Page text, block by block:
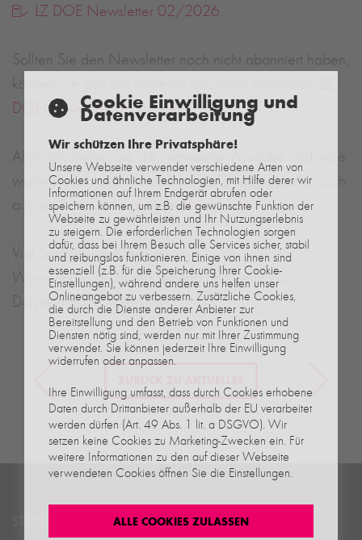
LZ DOE Newsletter 02/2026
Sollten Sie den Newsletter noch nicht abonniert haben,
können Sie sich bei Interesse hier dafür anmelden:
DOE-Newsletter abonnieren
Alternativ finden Sie die Newsletter-Ausgabe und viele
weitere Informationen rund um die Dörpfeldstraße auch
auf der Seite: www.aktives-adlershof.de.
Viel Spaß bei der Lektüre!
Wünscht das Team des Lebendigen Zentrums
Dörpfeldstraße Adlershof.
STATTBAU Stadtentwicklungs­­gesellschaft mbH
Cookie Einwilligung und
Datenverarbeitung
Wir schützen Ihre Privatsphäre!
Unsere Webseite verwendet verschiedene Arten von
Cookies und ähnliche Technologien, mit Hilfe derer wir
Informationen auf Ihrem Endgerät abrufen oder
speichern können, um z.B. die gewünschte Funktion der
Webseite zu gewährleisten und Ihr Nutzungserlebnis
zu steigern. Die erforderlichen Technologien sorgen
dafür, dass bei Ihrem Besuch alle Services sicher, stabil
und reibungslos funktionieren. Einige von ihnen sind
essenziell (z.B. für die Speicherung Ihrer Cookie-
Einstellungen), während andere uns helfen unser
Onlineangebot zu verbessern. Zusätzliche Cookies,
die durch die Dienste anderer Anbieter zur
Bereitstellung und den Betrieb von Funktionen und
Diensten nötig sind, werden nur mit Ihrer Zustimmung
verwendet. Sie können jederzeit Ihre Einwilligung
widerrufen oder anpassen.
Ihre Einwilligung umfasst, dass durch Cookies erhobene
Daten durch Drittanbieter außerhalb der EU verarbeitet
werden dürfen (Art. 49 Abs. 1 lit. a DSGVO). Wir
setzen keine Cookies zu Marketing-Zwecken ein. Für
weitere Informationen zu den auf dieser Webseite
verwendeten Cookies öffnen Sie die Einstellungen.
ALLE COOKIES ZULASSEN